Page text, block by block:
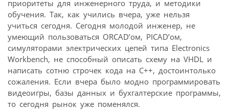
приоритеты для инженерного труда, и методики
обучения. Так, как учились вчера, уже нельзя
учиться сегодня. Сегодня молодой инженер, не
умеющий пользоваться ORCAD’ом, PICAD’ом,
симуляторами электрических цепей типа Electronics
Workbench, не способный описать схему на VHDL и
написать сотню строчек кода на С++, достоинтолько
сожаления. Если вчера было модно программировать
видеоигры, базы данных и бухгалтерские программы,
то сегодня рынок уже поменялся.